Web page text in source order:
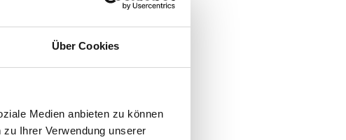
Über Cookies
Medien anbieten zu können
Ihrer Verwendung unserer